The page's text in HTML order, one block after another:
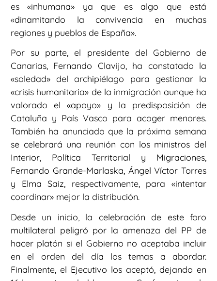
es «inhumana» ya que es algo que está
«dinamitando la convivencia en muchas
regiones y pueblos de España».
Por su parte, el presidente del Gobierno de
Canarias, Fernando Clavijo, ha constatado la
«soledad» del archipiélago para gestionar la
«crisis humanitaria» de la inmigración aunque ha
valorado el «apoyo» y la predisposición de
Cataluña y País Vasco para acoger menores.
También ha anunciado que la próxima semana
se celebrará una reunión con los ministros del
Interior, Política Territorial y Migraciones,
Fernando Grande-Marlaska, Ángel Víctor Torres
y Elma Saiz, respectivamente, para «intentar
coordinar» mejor la distribución.
Desde un inicio, la celebración de este foro
multilateral peligró por la amenaza del PP de
hacer platón si el Gobierno no aceptaba incluir
en el orden del día los temas a abordar.
Finalmente, el Ejecutivo los aceptó, dejando en